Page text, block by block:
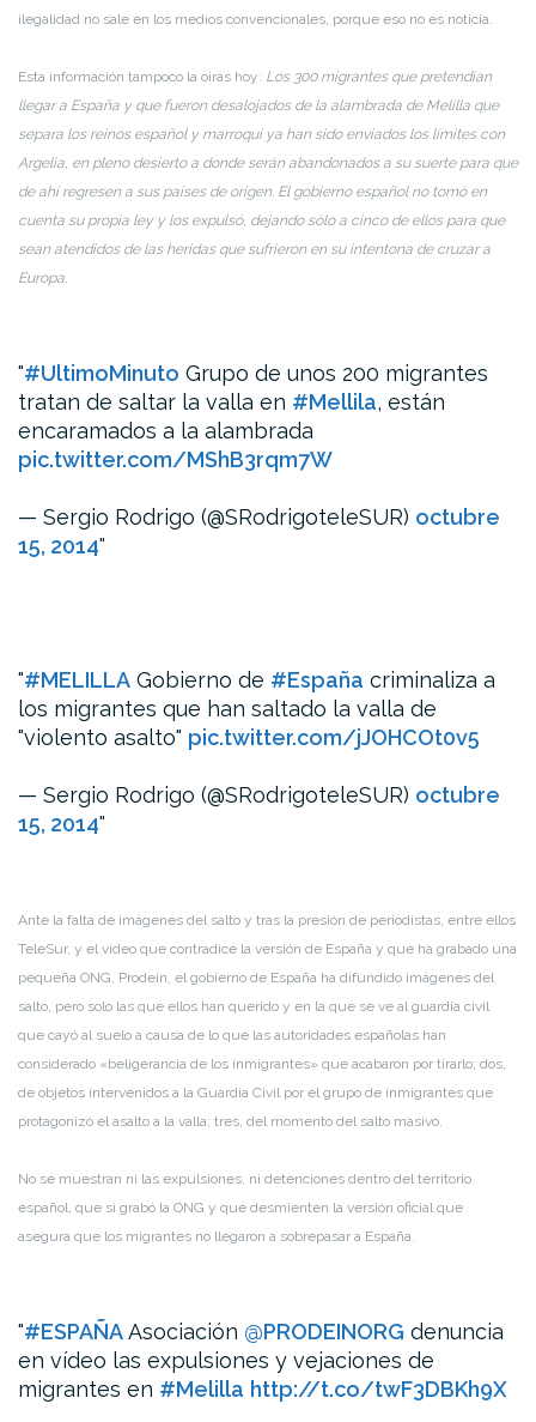
ilegalidad no sale en los medios convencionales, porque eso no es noticia.
Esta información tampoco la oirás hoy: Los 300 migrantes que pretendían
llegar a España y que fueron desalojados de la alambrada de Melilla que
separa los reinos español y marroquí ya han sido enviados los límites con
Argelia, en pleno desierto a donde serán abandonados a su suerte para que
de ahí regresen a sus países de origen. El gobierno español no tomó en
cuenta su propia ley y los expulsó, dejando sólo a cinco de ellos para que
sean atendidos de las heridas que sufrieron en su intentona de cruzar a
Europa.
#UltimoMinuto Grupo de unos 200 migrantes
tratan de saltar la valla en #Mellila, están
encaramados a la alambrada
pic.twitter.com/MShB3rqm7W
— Sergio Rodrigo (@SRodrigoteleSUR) octubre
15, 2014
#MELILLA Gobierno de #España criminaliza a
los migrantes que han saltado la valla de
"violento asalto" pic.twitter.com/jJOHCOt0v5
— Sergio Rodrigo (@SRodrigoteleSUR) octubre
15, 2014
Ante la falta de imágenes del salto y tras la presión de periodistas, entre ellos
TeleSur, y el vídeo que contradice la versión de España y que ha grabado una
pequeña ONG, Prodein, el gobierno de España ha difundido imágenes del
salto, pero solo las que ellos han querido y en la que se ve al guardia civil
que cayó al suelo a causa de lo que las autoridades españolas han
considerado «beligerancia de los inmigrantes» que acabaron por tirarlo; dos,
de objetos intervenidos a la Guardia Civil por el grupo de inmigrantes que
protagonizó el asalto a la valla; tres, del momento del salto masivo.
No se muestran ni las expulsiones, ni detenciones dentro del territorio
español, que si grabó la ONG y que desmienten la versión oficial que
asegura que los migrantes no llegaron a sobrepasar a España.
#ESPAÑAAsociación @PRODEINORG denuncia
en vídeo las expulsiones y vejaciones de
migrantes en #Melilla http://t.co/twF3DBKh9X